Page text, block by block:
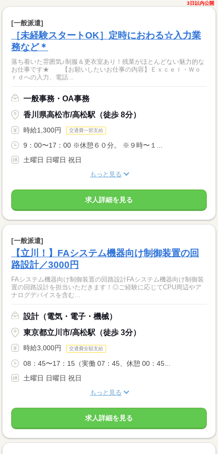
3日以内公開
[一般派遣]
［未経験スタートOK］定時におわる☆入力業
務など＊
落ち着いた雰囲気♪制服＆更衣室あり！残業がほとんどない魅力的な
お仕事です★ 【お願いしたいお仕事の内容】Ｅｘｃｅｌ・Ｗｏ
ｒｄへの入力、電話...
一般事務・OA事務
香川県高松市/高松駅（徒歩 8分）
時給1,300円 交通費一部支給
9：00〜17：00 ※休憩６０分。 ※９時〜１...
土曜日 日曜日 祝日
もっと見る
求人詳細を見る
[一般派遣]
【立川！】FAシステム機器向け制御装置の回
路設計／3000円
FAシステム機器向け制御装置の回路設計FAシステム機器向け制御装
置の回路設計を担当いただきます！◎ご経験に応じてCPU周辺やア
ナログデバイスを含む...
設計（電気・電子・機械）
東京都立川市/高松駅（徒歩 3分）
時給3,000円 交通費全額支給
08：45〜17：15（実働 07：45、休憩 00：45...
土曜日 日曜日 祝日
もっと見る
求人詳細を見る